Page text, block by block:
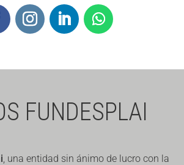
FUNDESPLAI
, una entidad sin ánimo de lucro con la